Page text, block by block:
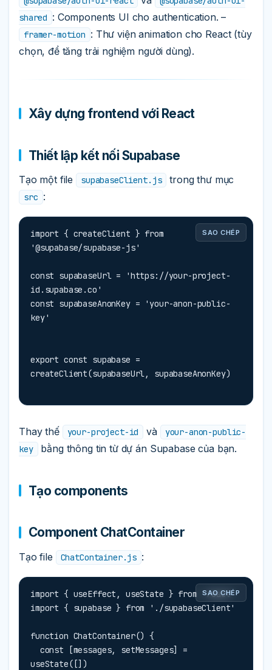
shared : Components UI cho authentication. –
framer-motion : Thư viện animation cho React (tùy
chọn, để tăng trải nghiệm người dùng).
Xây dựng frontend với React
Thiết lập kết nối Supabase
Tạo một file supabaseClient.js trong thư mục
src :
SAO CHÉP
import { createClient } from
'@supabase/supabase-js'
const supabaseUrl = 'https://your-project-
id.supabase.co'
const supabaseAnonKey = 'your-anon-public-
key'
export const supabase =
createClient(supabaseUrl, supabaseAnonKey)
Thay thế your-project-id và
your-anon-public-
key
bằng thông tin từ dự án Supabase của bạn.
Tạo components
Component ChatContainer
Tạo file ChatContainer.js :
SAO CHÉP
import { useEffect, useState } from 'react'
import { supabase } from './supabaseClient'
function ChatContainer() {
useState([])